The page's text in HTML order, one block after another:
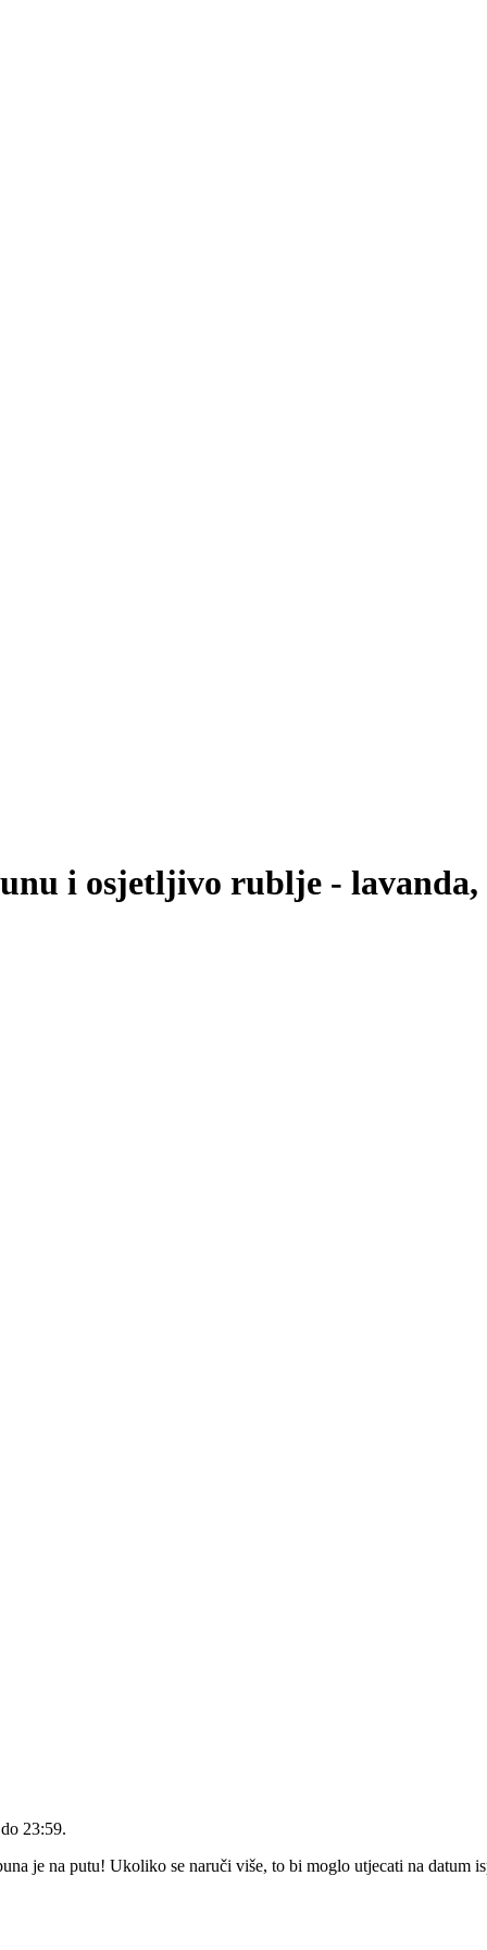
i osjetljivo rublje - lavanda,
23:59.
je na putu! Ukoliko se naruči više, to bi moglo utjecati na datum